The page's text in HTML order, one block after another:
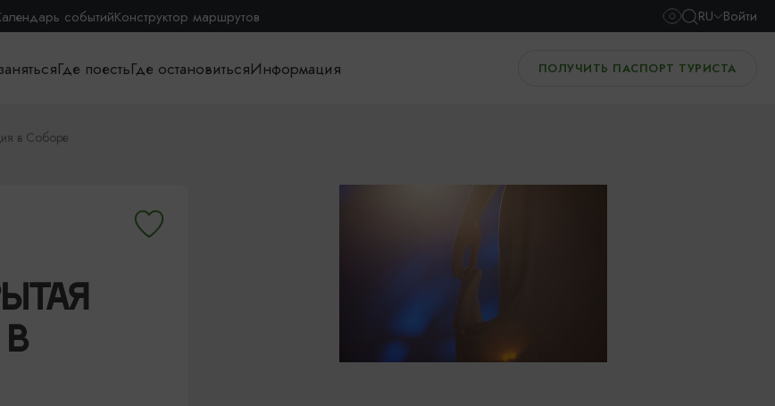
событийКонструктор маршрутов RU Войти
Где поестьГде остановитьсяИнформация ПОЛУЧИТЬ ПАСПОРТ ТУРИСТА
в Соборе